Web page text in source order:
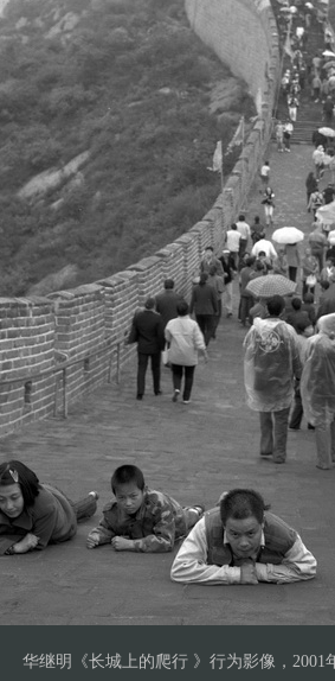
华继明《长城上的爬行 》行为影像，2001